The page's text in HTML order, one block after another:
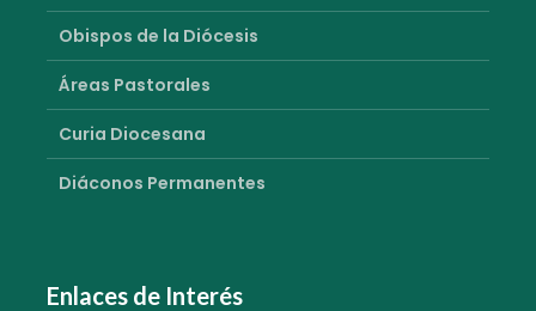
Obispos de la Diócesis
Áreas Pastorales
Curia Diocesana
Diáconos Permanentes
Enlaces de Interés